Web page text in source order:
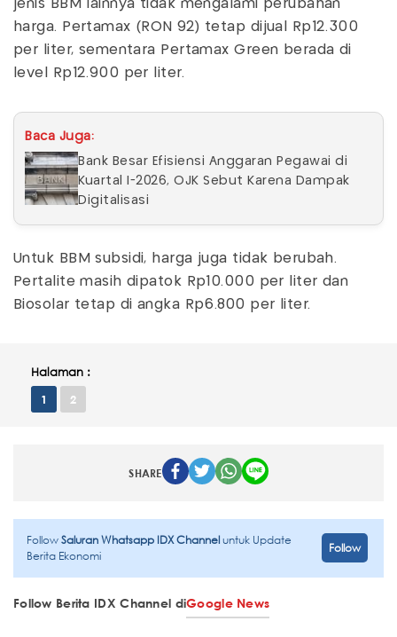
jenis BBM lainnya tidak mengalami perubahan
harga. Pertamax (RON 92) tetap dijual Rp12.300
per liter, sementara Pertamax Green berada di
level Rp12.900 per liter.
Baca Juga:
Bank Besar Efisiensi Anggaran Pegawai di
Kuartal I-2026, OJK Sebut Karena Dampak
Digitalisasi
Untuk BBM subsidi, harga juga tidak berubah.
Pertalite masih dipatok Rp10.000 per liter dan
Biosolar tetap di angka Rp6.800 per liter.
Halaman :
1 2
SHARE
FollowSaluran Whatsapp IDX Channeluntuk Update
Berita Ekonomi
Follow
Follow Berita IDX Channel diGoogle News